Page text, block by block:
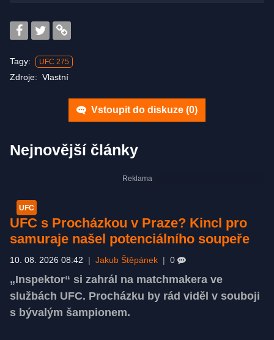
Tagy: UFC 275
Zdroje: Vlastní
Vstoupit do diskuze (0)
Nejnovější články
UFC
UFC s Procházkou v Praze? Kincl pro
samuraje našel potenciálního soupeře
10. 08. 2026 08:42 Jakub Štěpánek 0
„Inspektor“ si zahrál na matchmakera ve
službách UFC. Procházku by rád viděl v souboji
s bývalým šampionem.